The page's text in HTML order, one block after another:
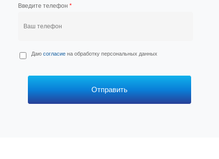
Введите телефон *
П
е
Даю согласиена обработку персональных данных
Отправить